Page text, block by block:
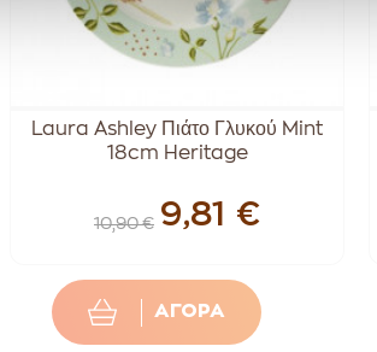
Laura Ashley Πιάτο Γλυκού Mint
18cm Heritage
10,90 € 9,81 €
ΑΓΟΡΑ